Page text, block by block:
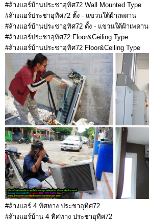
#ล้างแอร์บ้านประชาอุทิศ72 Wall Mounted Type
#ล้างแอร์ประชาอุทิศ72 ตั้ง - แขวนใต้ฝ้าเพดาน
#ล้างแอร์บ้านประชาอุทิศ72 ตั้ง - แขวนใต้ฝ้าเพดาน
#ล้างแอร์ประชาอุทิศ72 Floor&Ceiling Type
#ล้างแอร์บ้านประชาอุทิศ72 Floor&Ceiling Type
#ล้างแอร์ 4 ทิศทาง ประชาอุทิศ72
#ล้างแอร์บ้าน 4 ทิศทาง ประชาอุทิศ72